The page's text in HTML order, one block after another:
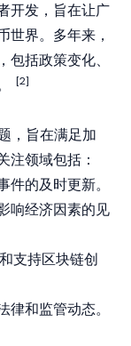
开发，旨在让广
世界。多年来，
括政策变化、
[2]
，旨在满足加
注领域包括：
的及时更新。
响经济因素的见
支持区块链创
和监管动态。